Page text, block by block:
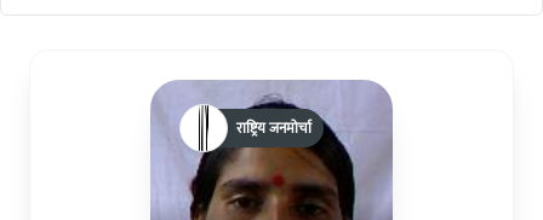
राष्ट्रिय जनमोर्चा